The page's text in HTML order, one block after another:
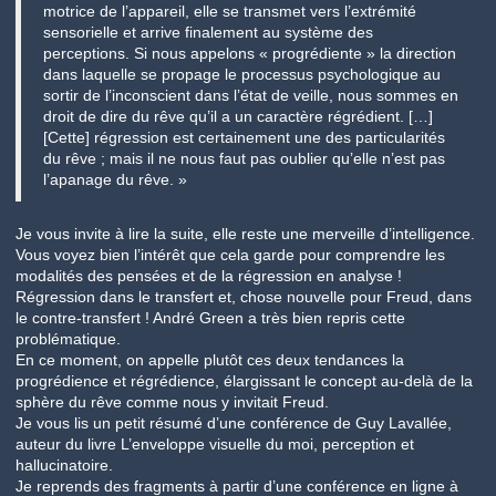
motrice de l’appareil, elle se transmet vers l’extrémité
sensorielle et arrive finalement au système des
perceptions. Si nous appelons « progrédiente » la direction
dans laquelle se propage le processus psychologique au
sortir de l’inconscient dans l’état de veille, nous sommes en
droit de dire du rêve qu’il a un caractère régrédient. […]
[Cette] régression est certainement une des particularités
du rêve ; mais il ne nous faut pas oublier qu’elle n’est pas
l’apanage du rêve. »
Je vous invite à lire la suite, elle reste une merveille d’intelligence.
Vous voyez bien l’intérêt que cela garde pour comprendre les
modalités des pensées et de la régression en analyse !
Régression dans le transfert et, chose nouvelle pour Freud, dans
le contre-transfert ! André Green a très bien repris cette
problématique.
En ce moment, on appelle plutôt ces deux tendances la
progrédience et régrédience, élargissant le concept au-delà de la
sphère du rêve comme nous y invitait Freud.
Je vous lis un petit résumé d’une conférence de Guy Lavallée,
auteur du livre L’enveloppe visuelle du moi, perception et
hallucinatoire.
Je reprends des fragments à partir d’une conférence en ligne à